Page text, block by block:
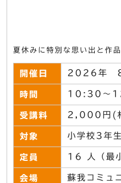
夏休みに特別な思い出と作
開催日 2026年 8
時間 10:30～
受講料 2,000円(
対象 小学校3年
定員 16 人（最
会場 蘇我コミュ